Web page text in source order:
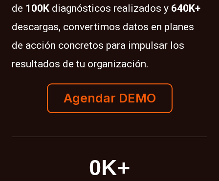
de 100K diagnósticos realizados y 640K+
descargas, convertimos datos en planes
de acción concretos para impulsar los
resultados de tu organización.
Agendar DEMO
0K+